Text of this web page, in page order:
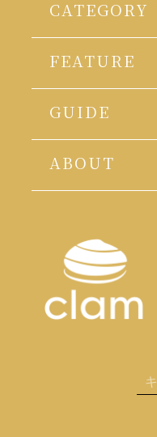
CATEGORY
FEATURE
GUIDE
ABOUT